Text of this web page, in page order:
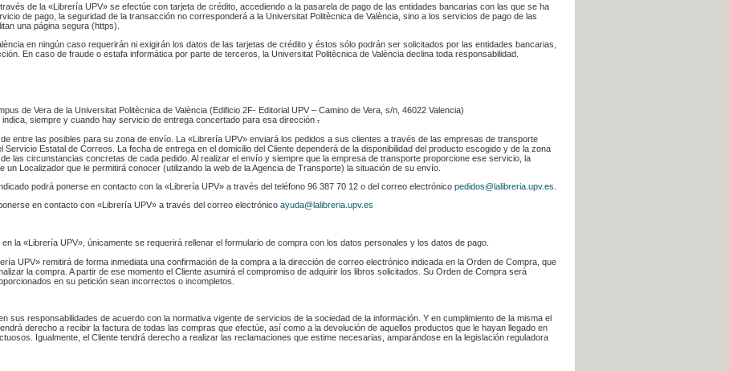
de la «Librería UPV» se efectúe con tarjeta de crédito, accediendo a la pasarela de pago de las entidades bancarias con las que se ha
de pago, la seguridad de la transacción no corresponderá a la Universitat Politècnica de València, sino a los servicios de pago de las
una página segura (https).
en ningún caso requerirán ni exigirán los datos de las tarjetas de crédito y éstos sólo podrán ser solicitados por las entidades bancarias,
En caso de fraude o estafa informática por parte de terceros, la Universitat Politècnica de València declina toda responsabilidad.
de Vera de la Universitat Politècnica de València (Edificio 2F- Editorial UPV – Camino de Vera, s/n, 46022 Valencia)
indica, siempre y cuando hay servicio de entrega concertado para esa dirección .
entre las posibles para su zona de envío. La «Librería UPV» enviará los pedidos a sus clientes a través de las empresas de transporte
Estatal de Correos. La fecha de entrega en el domicilio del Cliente dependerá de la disponibilidad del producto escogido y de la zona
las circunstancias concretas de cada pedido. Al realizar el envío y siempre que la empresa de transporte proporcione ese servicio, la
un Localizador que le permitirá conocer (utilizando la web de la Agencia de Transporte) la situación de su envío.
podrá ponerse en contacto con la «Librería UPV» a través del teléfono 96 387 70 12 o del correo electrónico pedidos@lalibreria.upv.es
en contacto con «Librería UPV» a través del correo electrónico ayuda@lalibreria.upv.es
la «Librería UPV», únicamente se requerirá rellenar el formulario de compra con los datos personales y los datos de pago.
UPV» remitirá de forma inmediata una confirmación de la compra a la dirección de correo electrónico indicada en la Orden de Compra, que
la compra. A partir de ese momento el Cliente asumirá el compromiso de adquirir los libros solicitados. Su Orden de Compra será
en su petición sean incorrectos o incompletos.
sus responsabilidades de acuerdo con la normativa vigente de servicios de la sociedad de la información. Y en cumplimiento de la misma el
derecho a recibir la factura de todas las compras que efectúe, así como a la devolución de aquellos productos que le hayan llegado en
Igualmente, el Cliente tendrá derecho a realizar las reclamaciones que estime necesarias, amparándose en la legislación reguladora